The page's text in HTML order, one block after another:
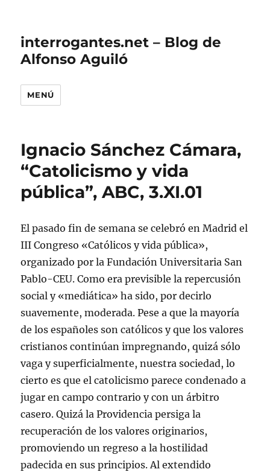
interrogantes.net – Blog de
Alfonso Aguiló
MENÚ
Ignacio Sánchez Cámara,
“Catolicismo y vida
pública”, ABC, 3.XI.01
El pasado fin de semana se celebró en Madrid el
III Congreso «Católicos y vida pública»,
organizado por la Fundación Universitaria San
Pablo-CEU. Como era previsible la repercusión
social y «mediática» ha sido, por decirlo
suavemente, moderada. Pese a que la mayoría
de los españoles son católicos y que los valores
cristianos continúan impregnando, quizá sólo
vaga y superficialmente, nuestra sociedad, lo
cierto es que el catolicismo parece condenado a
jugar en campo contrario y con un árbitro
casero. Quizá la Providencia persiga la
recuperación de los valores originarios,
promoviendo un regreso a la hostilidad
padecida en sus principios. Al extendido